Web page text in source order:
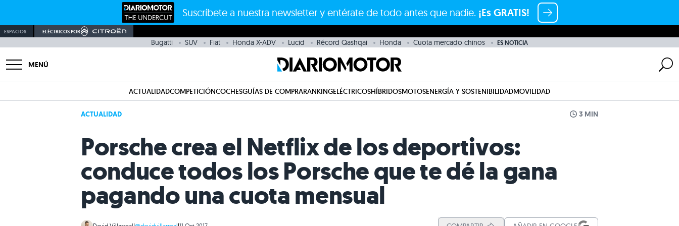
Suscríbete a nuestra newsletter y entérate de todo antes que nadie. ¡Es GRATIS!
ESPACIOS ELÉCTRICOS POR
Bugatti SUV Fiat Honda X-ADV Lucid Récord Qashqai Honda Cuota mercado chinos ES NOTICIA
MENÚ
ACTUALIDADCOMPETICIÓNCOCHESGUÍAS DE COMPRARANKINGELÉCTRICOSHÍBRIDOSMOTOSENERGÍA Y SOSTENIBILIDADMOVILIDAD
ACTUALIDAD 3 MIN
Porsche crea el Netflix de los deportivos:
conduce todos los Porsche que te dé la gana
pagando una cuota mensual